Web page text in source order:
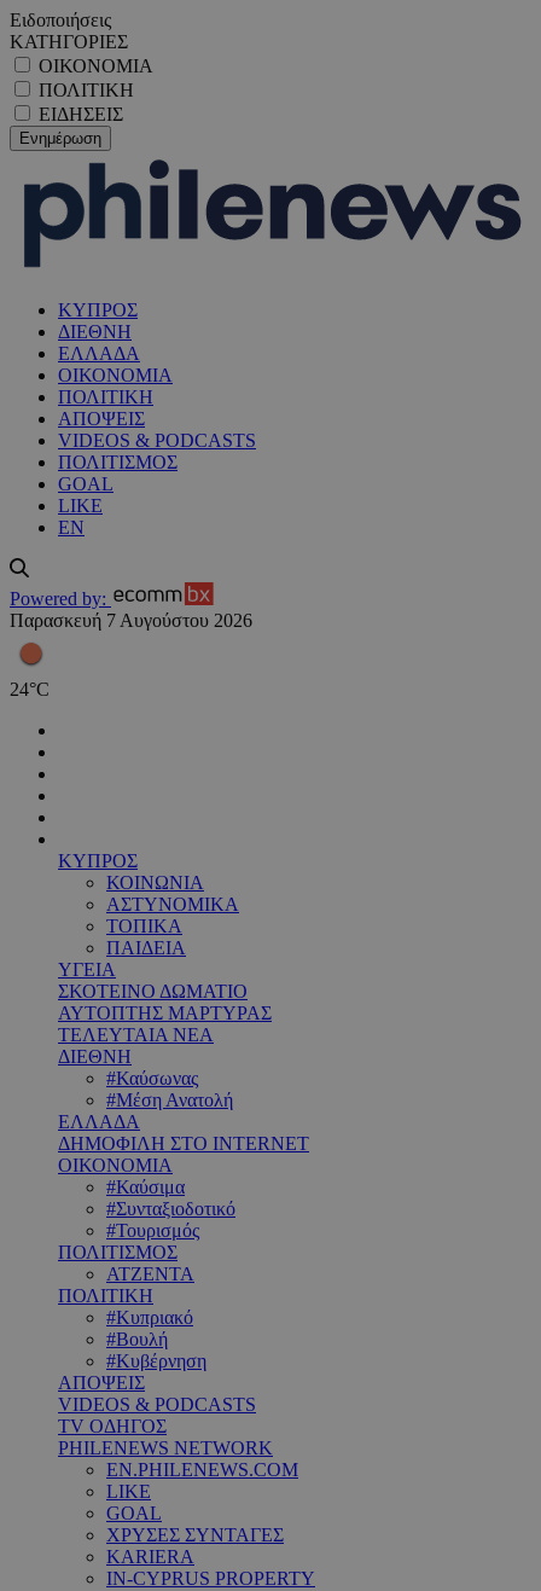
Ειδοποιήσεις
ΚΑΤΗΓΟΡΙΕΣ
ΟΙΚΟΝΟΜΙΑ
ΠΟΛΙΤΙΚΗ
ΕΙΔΗΣΕΙΣ
ΚΥΠΡΟΣ
ΔΙΕΘΝΗ
ΕΛΛΑΔΑ
ΟΙΚΟΝΟΜΙΑ
ΠΟΛΙΤΙΚΗ
ΑΠΟΨΕΙΣ
VIDEOS & PODCASTS
ΠΟΛΙΤΙΣΜΟΣ
GOAL
LIKE
EN
Powered by:
Παρασκευή 7 Αυγούστου 2026
24°C
ΚΥΠΡΟΣ
ΚΟΙΝΩΝΙΑ
ΑΣΤΥΝΟΜΙΚΑ
ΤΟΠΙΚΑ
ΠΑΙΔΕΙΑ
ΥΓΕΙΑ
ΣΚΟΤΕΙΝΟ ΔΩΜΑΤΙΟ
ΑΥΤΟΠΤΗΣ ΜΑΡΤΥΡΑΣ
ΤΕΛΕΥΤΑΙΑ ΝΕΑ
ΔΙΕΘΝΗ
#Καύσωνας
#Μέση Ανατολή
ΕΛΛΑΔΑ
ΔΗΜΟΦΙΛΗ ΣΤΟ INTERNET
ΟΙΚΟΝΟΜΙΑ
#Καύσιμα
#Συνταξιοδοτικό
#Τουρισμός
ΠΟΛΙΤΙΣΜΟΣ
ΑΤΖΕΝΤΑ
ΠΟΛΙΤΙΚΗ
#Κυπριακό
#Βουλή
#Κυβέρνηση
ΑΠΟΨΕΙΣ
VIDEOS & PODCASTS
TV ΟΔΗΓΟΣ
PHILENEWS NETWORK
EN.PHILENEWS.COM
LIKE
GOAL
ΧΡΥΣΕΣ ΣΥΝΤΑΓΕΣ
KARIERA
IN-CYPRUS PROPERTY